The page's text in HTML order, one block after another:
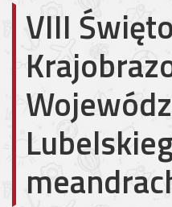
VIII